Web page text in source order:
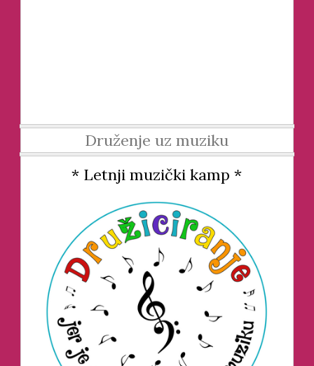
Druženje uz muziku
* Letnji muzički kamp *